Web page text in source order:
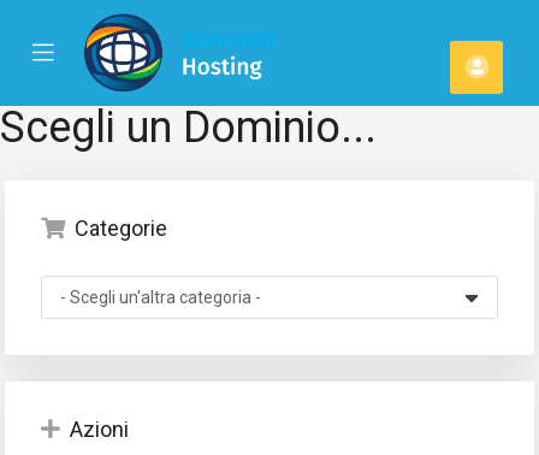
Mobile
Menu
Scegli un Dominio...
Categorie
Azioni